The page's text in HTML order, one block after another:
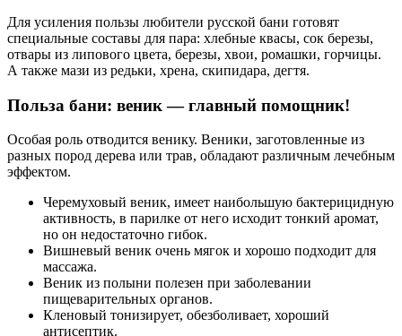
Для усиления пользы любители русской бани готовят
специальные составы для пара: хлебные квасы, сок березы,
отвары из липового цвета, березы, хвои, ромашки, горчицы.
А также мази из редьки, хрена, скипидара, дегтя.
Польза бани: веник — главный помощник!
Особая роль отводится венику. Веники, заготовленные из
разных пород дерева или трав, обладают различным лечебным
эффектом.
Черемуховый веник, имеет наибольшую бактерицидную
активность, в парилке от него исходит тонкий аромат,
но он недостаточно гибок.
Вишневый веник очень мягок и хорошо подходит для
массажа.
Веник из полыни полезен при заболевании
пищеварительных органов.
Кленовый тонизирует, обезболивает, хороший
антисептик.